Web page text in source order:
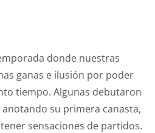
donde nuestras
ganas e ilusión por poder
tiempo. Algunas debutaron
su primera canasta,
sensaciones de partidos.